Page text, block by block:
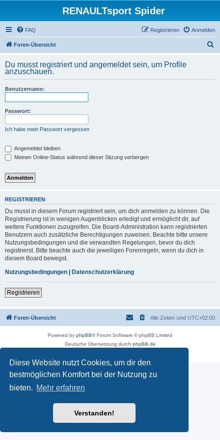
Diese Website nutzt Cookies, um dir den
bestmöglichen Komfort bei der Nutzung zu
bieten. Mehr erfahren
Verstanden!
RENAULTsport Spider
FAQ Anmelden
Registrieren
Foren-Übersicht
h
Du musst registriert und angemeldet sein, um Profile
anzuschauen.
Benutzername:
Passwort:
Ich habe mein Passwort vergessen
Angemeldet bleiben
Meinen Online-Status während dieser Sitzung verbergen
REGISTRIEREN
Du musst in diesem Forum registriert sein, um dich anmelden zu können. Die
Registrierung ist in wenigen Augenblicken erledigt und ermöglicht dir, auf
weitere Funktionen zuzugreifen. Die Board-Administration kann registrierten
Benutzern auch zusätzliche Berechtigungen zuweisen. Beachte bitte unsere
Nutzungsbedingungen und die verwandten Regelungen, bevor du dich
registrierst. Bitte beachte auch die jeweiligen Forenregeln, wenn du dich in
diesem Board bewegst.
Nutzungsbedingungen | Datenschutzerklärung
Registrieren
Foren-Übersicht Alle Zeiten sind UTC+02:00
Powered by phpBB® Forum Software © phpBB Limited
Deutsche Übersetzung durch phpBB.de